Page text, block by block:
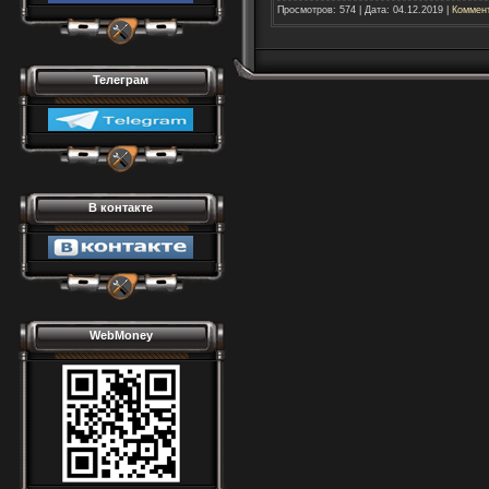
Телеграм
В контакте
WebMoney
Просмотров: 574| Дата: 04.12.2019